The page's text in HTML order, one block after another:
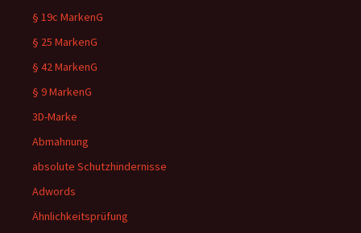
§ 19c MarkenG
§ 25 MarkenG
§ 42 MarkenG
§ 9 MarkenG
3D-Marke
Abmahnung
absolute Schutzhindernisse
Adwords
Ähnlichkeitsprüfung